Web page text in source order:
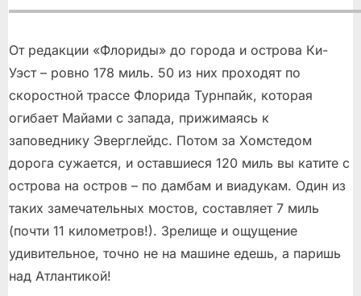
От редакции «Флориды» до города и острова Ки-
Уэст – ровно 178 миль. 50 из них проходят по
скоростной трассе Флорида Турнпайк, которая
огибает Майами с запада, прижимаясь к
заповеднику Эверглейдс. Потом за Хомстедом
дорога сужается, и оставшиеся 120 миль вы катите с
острова на остров – по дамбам и виадукам. Один из
таких замечательных мостов, составляет 7 миль
(почти 11 километров!). Зрелище и ощущение
удивительное, точно не на машине едешь, а паришь
над Атлантикой!